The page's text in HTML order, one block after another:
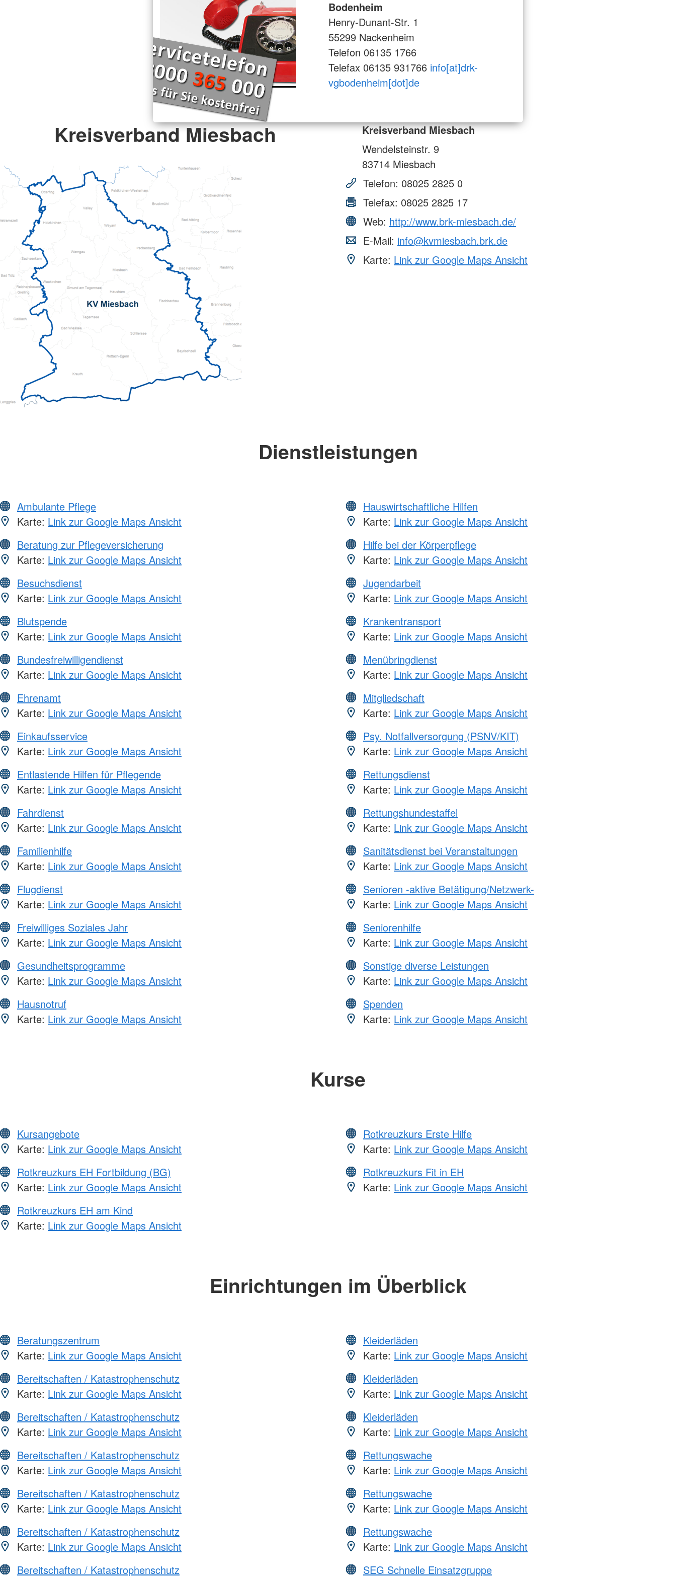
Bodenheim
Henry-Dunant-Str. 1
55299 Nackenheim
Telefon 06135 1766
Telefax 06135 931766 info[at]drk-
vgbodenheim[dot]de
Kreisverband Miesbach
Kreisverband Miesbach
Wendelsteinstr. 9
83714 Miesbach
Telefon: 08025 2825 0
Telefax: 08025 2825 17
Web: http://www.brk-miesbach.de/
E-Mail: info@kvmiesbach.brk.de
Karte: Link zur Google Maps Ansicht
Dienstleistungen
Ambulante Pflege
Karte: Link zur Google Maps Ansicht
Beratung zur Pflegeversicherung
Karte: Link zur Google Maps Ansicht
Besuchsdienst
Karte: Link zur Google Maps Ansicht
Blutspende
Karte: Link zur Google Maps Ansicht
Bundesfreiwilligendienst
Karte: Link zur Google Maps Ansicht
Ehrenamt
Karte: Link zur Google Maps Ansicht
Einkaufsservice
Karte: Link zur Google Maps Ansicht
Entlastende Hilfen für Pflegende
Karte: Link zur Google Maps Ansicht
Fahrdienst
Karte: Link zur Google Maps Ansicht
Familienhilfe
Karte: Link zur Google Maps Ansicht
Flugdienst
Karte: Link zur Google Maps Ansicht
Freiwilliges Soziales Jahr
Karte: Link zur Google Maps Ansicht
Gesundheitsprogramme
Karte: Link zur Google Maps Ansicht
Hausnotruf
Karte: Link zur Google Maps Ansicht
Hauswirtschaftliche Hilfen
Karte: Link zur Google Maps Ansicht
Hilfe bei der Körperpflege
Karte: Link zur Google Maps Ansicht
Jugendarbeit
Karte: Link zur Google Maps Ansicht
Krankentransport
Karte: Link zur Google Maps Ansicht
Menübringdienst
Karte: Link zur Google Maps Ansicht
Mitgliedschaft
Karte: Link zur Google Maps Ansicht
Psy. Notfallversorgung (PSNV/KIT)
Karte: Link zur Google Maps Ansicht
Rettungsdienst
Karte: Link zur Google Maps Ansicht
Rettungshundestaffel
Karte: Link zur Google Maps Ansicht
Sanitätsdienst bei Veranstaltungen
Karte: Link zur Google Maps Ansicht
Senioren -aktive Betätigung/Netzwerk-
Karte: Link zur Google Maps Ansicht
Seniorenhilfe
Karte: Link zur Google Maps Ansicht
Sonstige diverse Leistungen
Karte: Link zur Google Maps Ansicht
Spenden
Karte: Link zur Google Maps Ansicht
Kurse
Kursangebote
Karte: Link zur Google Maps Ansicht
Rotkreuzkurs EH Fortbildung (BG)
Karte: Link zur Google Maps Ansicht
Rotkreuzkurs EH am Kind
Karte: Link zur Google Maps Ansicht
Rotkreuzkurs Erste Hilfe
Karte: Link zur Google Maps Ansicht
Rotkreuzkurs Fit in EH
Karte: Link zur Google Maps Ansicht
Einrichtungen im Überblick
Beratungszentrum
Karte: Link zur Google Maps Ansicht
Bereitschaften / Katastrophenschutz
Karte: Link zur Google Maps Ansicht
Bereitschaften / Katastrophenschutz
Karte: Link zur Google Maps Ansicht
Bereitschaften / Katastrophenschutz
Karte: Link zur Google Maps Ansicht
Bereitschaften / Katastrophenschutz
Karte: Link zur Google Maps Ansicht
Bereitschaften / Katastrophenschutz
Karte: Link zur Google Maps Ansicht
Bereitschaften / Katastrophenschutz
Kleiderläden
Karte: Link zur Google Maps Ansicht
Kleiderläden
Karte: Link zur Google Maps Ansicht
Kleiderläden
Karte: Link zur Google Maps Ansicht
Rettungswache
Karte: Link zur Google Maps Ansicht
Rettungswache
Karte: Link zur Google Maps Ansicht
Rettungswache
Karte: Link zur Google Maps Ansicht
SEG Schnelle Einsatzgruppe